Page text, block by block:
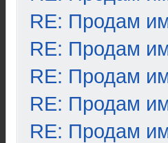
RE: Продам
RE: Продам
RE: Продам
RE: Продам
RE: Продам